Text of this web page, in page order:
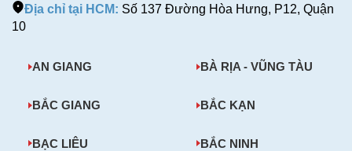
Địa chỉ tại HCM: Số 137 Đường Hòa Hưng, P12, Quận
10
AN GIANG BÀ RỊA - VŨNG TÀU
BẮC GIANG BẮC KẠN
BẠC LIÊU BẮC NINH